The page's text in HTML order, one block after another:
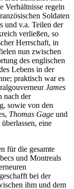
Verhältnisse regeln
Soldaten
und v.a. Teilen der
verließen, so
Herrschaft, in
nun zwischen
des englischen
Lebens in der
praktisch war es
James
nach der
sowie von den
Thomas Gage und
eine
für die gesamte
und Montreals
bei der
ihm und dem